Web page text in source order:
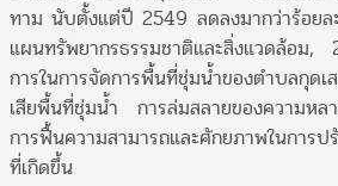
ทาม นับตั้งแต่ปี 2549 ลดลงมากว่าร้อยล
แผนทรัพยากรธรรมชาติและสิ่งแวดล้อม
การในการจัดการพื้นที่ชุ่มน้ำของตำบลกุด
เสียพื้นที่ชุ่มน้ำ การล่มสลายของความห
การฟื้นความสามารถและศักยภาพในการ
ที่เกิดขึ้น